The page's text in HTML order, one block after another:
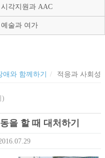
시각지원과 AAC
예술과 여가
애와 함께하기 적응과 사회성
)
을 할 때 대처하기